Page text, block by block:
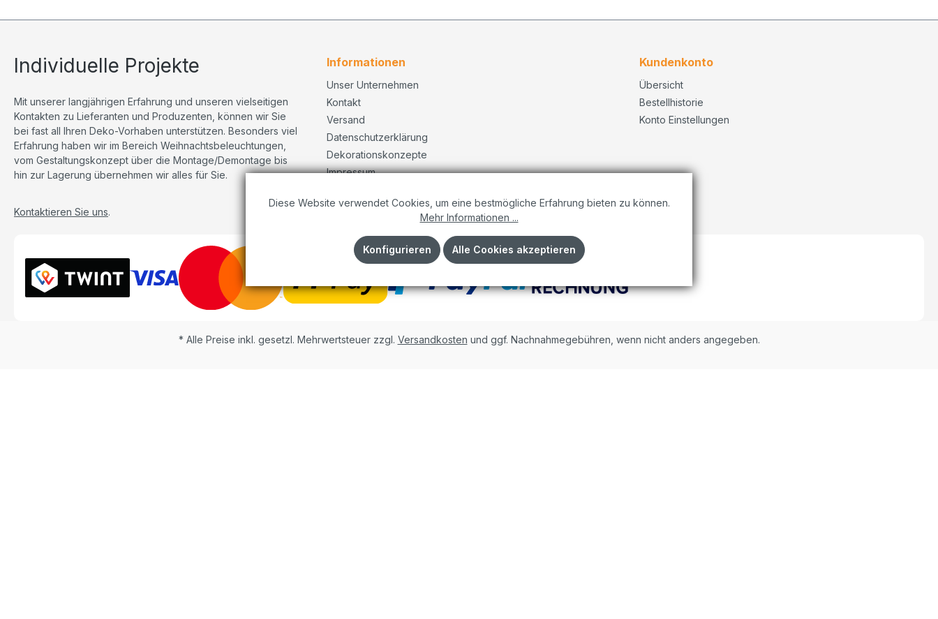
Individuelle Projekte
Mit unserer langjährigen Erfahrung und unseren vielseitigen
Kontakten zu Lieferanten und Produzenten, können wir Sie
bei fast all Ihren Deko-Vorhaben unterstützen. Besonders viel
Erfahrung haben wir im Bereich Weihnachtsbeleuchtungen,
vom Gestaltungskonzept über die Montage/Demontage bis
hin zur Lagerung übernehmen wir alles für Sie.
Kontaktieren Sie uns.
Informationen
Unser Unternehmen
Kontakt
Versand
Datenschutzerklärung
Dekorationskonzepte
Impressum
Kundenkonto
Übersicht
Bestellhistorie
Konto Einstellungen
* Alle Preise inkl. gesetzl. Mehrwertsteuer zzgl. Versandkosten und ggf. Nachnahmegebühren, wenn nicht anders angegeben.
Diese Website verwendet Cookies, um eine bestmögliche Erfahrung bieten zu können.
Mehr Informationen ...
Konfigurieren Alle Cookies akzeptieren